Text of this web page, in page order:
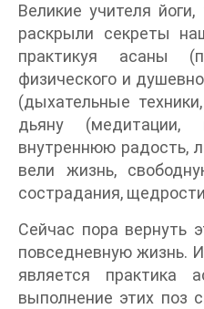
Великие учителя
раскрыли секреты
практикуя асаны
физического и
(дыхательные
дьяну (медитации,
внутреннюю радость,
вели жизнь,
сострадания,
Сейчас пора вернуть
повседневную жизнь.
является практика
выполнение этих поз